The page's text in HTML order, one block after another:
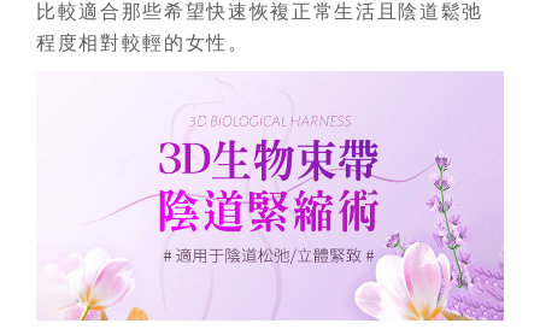
比較適合那些希望快速恢複正常生活且陰道鬆弛
程度相對較輕的女性。